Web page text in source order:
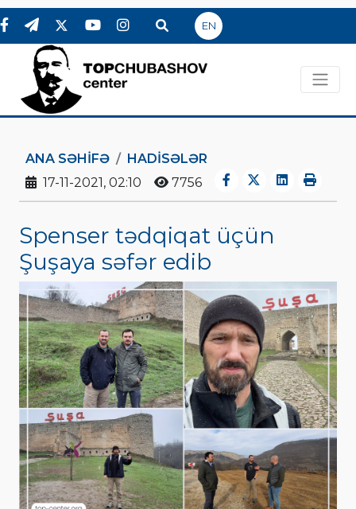
EN
ANA SƏHIFƏ
HADİSƏLƏR
17-11-2021, 02:10
7756
Spenser tədqiqat üçün
Şuşaya səfər edib